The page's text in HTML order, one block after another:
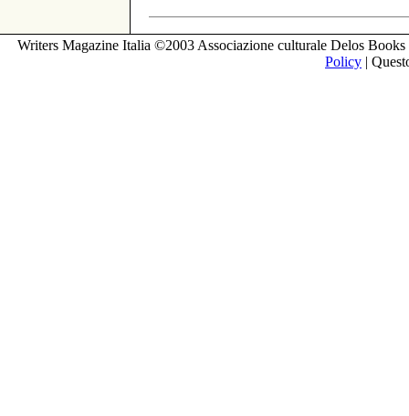
Writers Magazine Italia ©2003 Associazione culturale Delos
Policy |